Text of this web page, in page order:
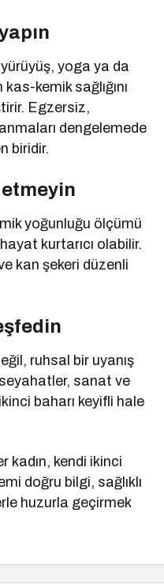
yoga ya da
kemik sağlığını
Egzersiz,
dengelemede
biridir.
yoğunluğu ölçümü
kurtarıcı olabilir.
kan şekeri düzenli
ruhsal bir uyanış
sanat ve
baharı keyifli hale
kadın, kendi ikinci
doğru bilgi, sağlıklı
huzurla geçirmek